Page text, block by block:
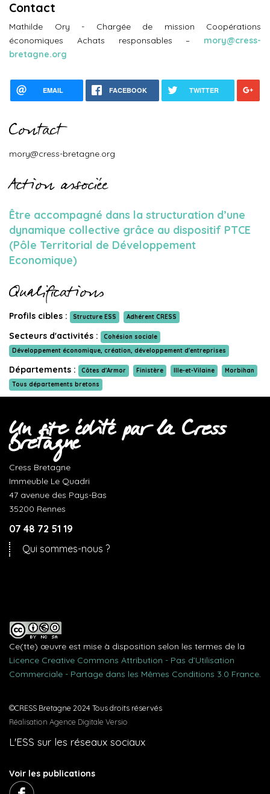
Contact
Mathilde Ory - Chargée de mission Coopérations
économiques Achats responsables – mory@cress-
bretagne.org
EMAIL FACEBOOK TWITTER
Contact
mory@cress-bretagne.org
Action associée
Être accompagné dans la structuration d’une
dynamique collective grâce au dispositif PTCE
(Pôle Territorial de Développement
Economique)
Qualifications
Profils cibles : Structure ESS Adhérent CRESS
Secteurs d'activités :
Cohésion sociale
Développement économique, création, développement d'entreprises
Départements : Côtes d'Armor Finistère Ille-et-Vilaine
Morbihan
Tous départements bretons
Un site édité par la Cress
Bretagne
Cress Bretagne
Immeuble Le Quadri
47 avenue des Pays-Bas
35200 Rennes
07 48 72 51 19
Qui sommes-nous ?
Ce(tte) œuvre est mise à disposition selon les termes de la
Licence Creative Commons Attribution - Pas d’Utilisation
Commerciale - Partage dans les Mêmes Conditions 3.0 France.
©CRESS Bretagne 2024 Tous droits réservés
Réalisation Agence Digitale Versio
L'ESS sur les réseaux sociaux
Voir les publications